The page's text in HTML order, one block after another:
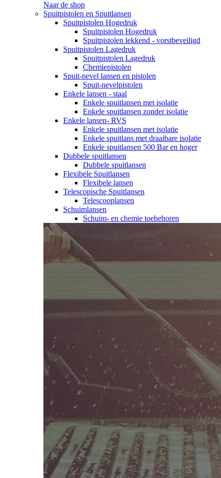
Naar de shop
Spuitpistolen en Spuitlansen
Spuitpistolen Hogedruk
Spuitpistolen Hogedruk
Spuitpistolen lekkend - vorstbeveiligd
Spuitpistolen Lagedruk
Spuitpistolen Lagedruk
Chemiepistolen
Spuit-nevel lansen en pistolen
Spuit-nevelpistolen
Enkele lansen - staal
Enkele spuitlansen met isolatie
Enkele spuitlansen zonder isolatie
Enkele lansen- RVS
Enkele spuitlansen met isolatie
Enkele spuitlans met draaibare isolatie
Enkele spuitlansen 500 Bar en hoger
Dubbele spuitlansen
Dubbele spuitlansen
Flexibele Spuitlansen
Flexibele lansen
Telescopische Spuitlansen
Telescooplansen
Schuimlansen
Schuim- en chemie toebehoren